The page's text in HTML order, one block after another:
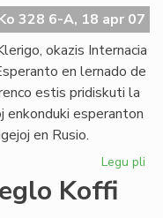
de
328 6-A, 18 apr 07
okazis Internacia
en lernado de
estis pridiskuti la
esperanton
en Rusio.
Legu pli
Koffi